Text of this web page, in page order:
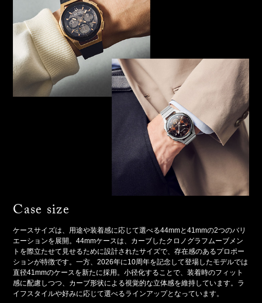
Case size
ケースサイズは、用途や装着感に応じて選べる44mmと41mmの2つのバリ
エーションを展開。44mmケースは、カーブしたクロノグラフムーブメン
トを際立たせて見せるために設計されたサイズで、存在感のあるプロポー
ションが特徴です。一方、2026年に10周年を記念して登場したモデルでは
直径41mmのケースを新たに採用。小径化することで、装着時のフィット
感に配慮しつつ、カーブ形状による視覚的な立体感を維持しています。ラ
イフスタイルや好みに応じて選べるラインアップとなっています。